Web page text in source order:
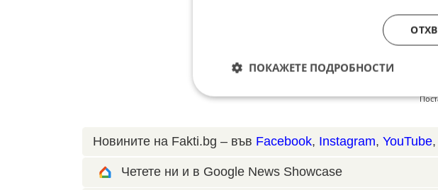
Новините на Fakti.bg – във Facebook, Instagram, YouTube,
Четете ни и в Google News Showcase
ПОКАЖЕТЕ ПОДРОБНОСТИ